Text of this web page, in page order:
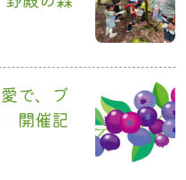
で、ブ
開催記